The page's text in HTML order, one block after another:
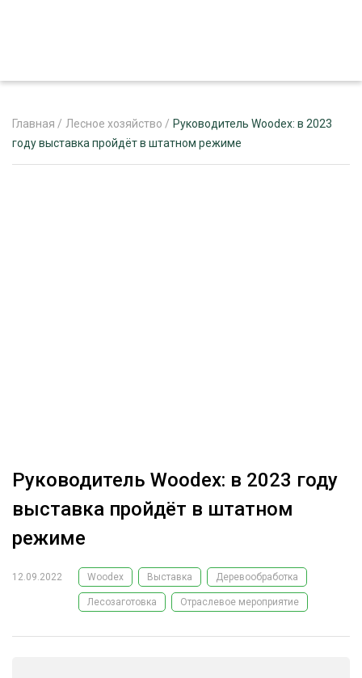
ЛЕСОВОССТАНОВЛЕНИЕ И ЗАЩИТА
КОМПЛЕКСНАЯ ПЕРЕРАБОТКА
ПОДБОРКИ СТАТЕЙ
Главная / Лесное хозяйство / Руководитель Woodex: в 2023
году выставка пройдёт в штатном режиме
Руководитель Woodex: в 2023 году
выставка пройдёт в штатном
режиме
12.09.2022 Woodex Выставка Деревообработка
Лесозаготовка Отраслевое мероприятие